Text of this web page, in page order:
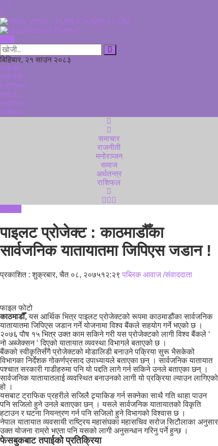
बिहिबार, २१ साउन २०८३
समाचार
राजनीती
मनोरञ्जन
समाज
अर्थतन्त्र
राशिफल
समाचार
राजनीती
मनोरञ्जन
समाज
अर्थतन्त्र
राशिफल
समाचार
राजनीती
मनोरञ्जन
समाज
पाइलट प्रोजेक्ट : काठमाडौँका
सार्वजनिक यातायातमा जिपिएस जडान !
प्रकाशित : शुक्रबार, चैत ०८, २०७५१२:२९ पब्लिक आवाज /संवाददाता
फाइल फोटो
काठमाडौँ,यस आर्थिक भित्र पाइलट प्रोजेक्टको रूपमा काठमाडौंका सार्वजनिक
यातायातमा जिपिएस जडान गर्ने योजनामा विश्व बैंकले सहयोग गर्ने भएको छ ।
२०७६ पौष १५ भित्र उक्त काम सकिने गरी यस प्रोजेक्टको लागी विश्व बैंकले ‘
नो अब्जेक्सन ‘ दिएको यातायात व्यवस्था विभागले बताएको छ ।
बैंकको स्वीकृतिसँगै प्रोजेक्टको मोडालिडी बनाउने पक्रिया सुरू भैसकेको
विभागका निर्देशक गोकर्णप्रसाद उपाध्यायले बताएका छन् । सार्वजनिक यातायात
पश्चात सरकारी गाडीहरुमा पनि यो पद्दति लागे गर्न सकिने उनले बताएका छन् ।
सार्वजनिक यातायातलाई व्यवस्थित बनाउनको लागी यो प्रक्रिया ल्याउन लागिएको
हो ।
यसबाट ट्राफिक प्रहरीले सजिलै ट्र्याकिङ गर्न सक्नेका साथै गति थाहा पाउन
पनि सजिलो हुने उनले बताएका छन् । यसले सार्वजनिक यातायातको विकृति
हटाउन र घटना नियन्त्रण गर्न पनि सजिलो हुने विभागको विश्वास छ ।
नेपाल यातायात व्यवसायी राष्ट्रिय महासंघका महासचिव सरोज सिटौलाका अनुसार
उक्त योजना राम्रो भएता पनि यसको लागी अनुसन्धान गरिनु पर्ने हुन्छ ।
फेसबुकबाट तपाईको प्रतिक्रिया